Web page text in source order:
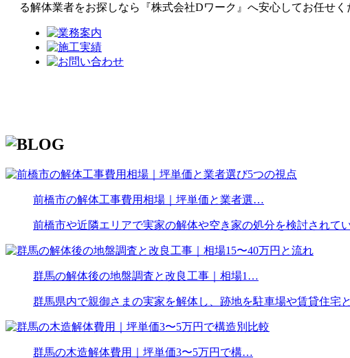
る解体業者をお探しなら『株式会社Dワーク』へ安心してお任せく
前橋市の解体工事費用相場｜坪単価と業者選…
前橋市や近隣エリアで実家の解体や空き家の処分を検討され
群馬の解体後の地盤調査と改良工事｜相場1…
群馬県内で親御さまの実家を解体し、跡地を駐車場や賃貸住
群馬の木造解体費用｜坪単価3〜5万円で構…